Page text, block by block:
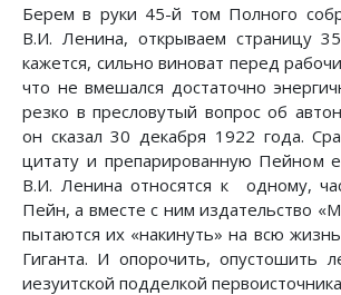
Берем в руки 45-й том Полного
В.И. Ленина, открываем страницу
кажется, сильно виноват перед
что не вмешался достаточно
резко в пресловутый вопрос об
он сказал 30 декабря 1922 года.
цитату и препарированную Пейном
В.И. Ленина относятся к одному,
Пейн, а вместе с ним издательство
пытаются их «накинуть» на всю
Гиганта. И опорочить, опустошить
иезуитской подделкой